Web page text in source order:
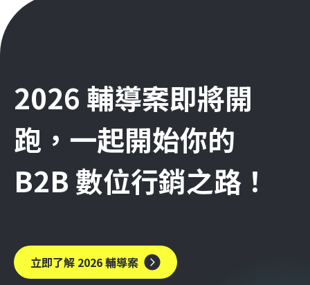
2026 輔導案即將開
跑，一起開始你的
B2B 數位行銷之路！
立即了解 2026 輔導案